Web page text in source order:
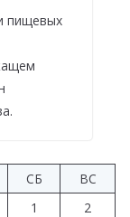
пищевых
СБ
ВС
1
2